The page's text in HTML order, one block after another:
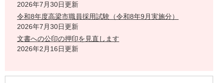
2026年7月30日更新
令和8年度高梁市職員採用試験（令和8年9月実施分）
2026年7月30日更新
文書への公印の押印を見直します
2026年2月16日更新